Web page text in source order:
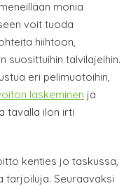
monia
voit tuoda
hiihtoon,
suosittuihin talvilajeihin.
eri pelimuotoihin,
laskeminen ja
tavalla ilon irti
kenties jo taskussa,
tarjoiluja. Seuraavaksi